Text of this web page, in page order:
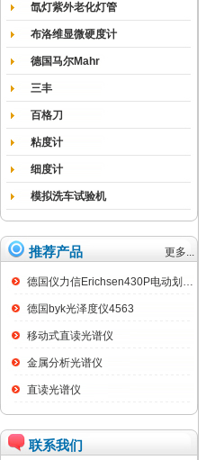
氙灯紫外老化灯管
布洛维显微硬度计
德国马尔Mahr
三丰
百格刀
粘度计
细度计
模拟洗车试验机
推荐产品 更多...
德国仪力信Erichsen430P电动划格试验仪
德国byk光泽度仪4563
移动式直读光谱仪
金属分析光谱仪
直读光谱仪
联系我们